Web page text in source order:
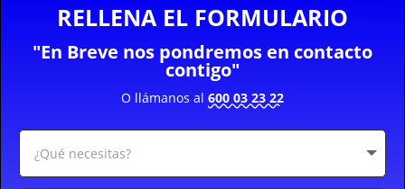
RELLENA EL FORMULARIO
"En Breve nos pondremos en contacto
contigo"
O llámanos al 600 03 23 22